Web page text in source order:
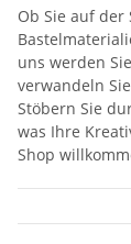
Ob Sie auf
uns werden
verwandeln
Stöbern Sie
was Ihre
Shop